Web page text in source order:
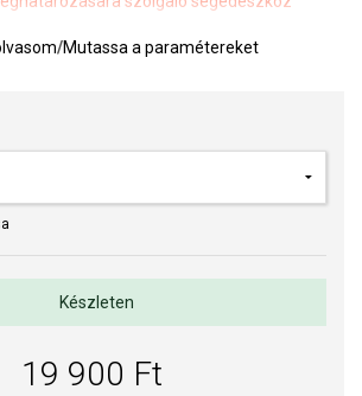
minősége elsőrendű számunkra.
/Mutassa a paramétereket
Készleten
19 900 Ft